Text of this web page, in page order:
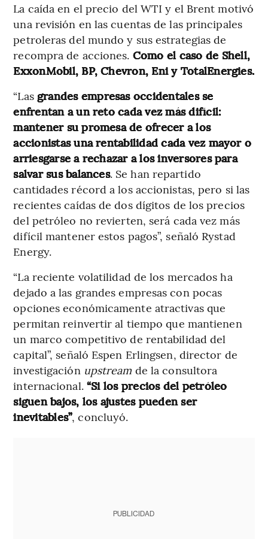
La caída en el precio del WTI y el Brent motivó
una revisión en las cuentas de las principales
petroleras del mundo y sus estrategias de
recompra de acciones. Como el caso de Shell,
ExxonMobil, BP, Chevron, Eni y TotalEnergies.
“Las grandes empresas occidentales se
enfrentan a un reto cada vez más difícil:
mantener su promesa de ofrecer a los
accionistas una rentabilidad cada vez mayor o
arriesgarse a rechazar a los inversores para
salvar sus balances. Se han repartido
cantidades récord a los accionistas, pero si las
recientes caídas de dos dígitos de los precios
del petróleo no revierten, será cada vez más
difícil mantener estos pagos”, señaló Rystad
Energy.
“La reciente volatilidad de los mercados ha
dejado a las grandes empresas con pocas
opciones económicamente atractivas que
permitan reinvertir al tiempo que mantienen
un marco competitivo de rentabilidad del
capital”, señaló Espen Erlingsen, director de
investigación upstream de la consultora
internacional. “Si los precios del petróleo
siguen bajos, los ajustes pueden ser
inevitables”, concluyó.
PUBLICIDAD